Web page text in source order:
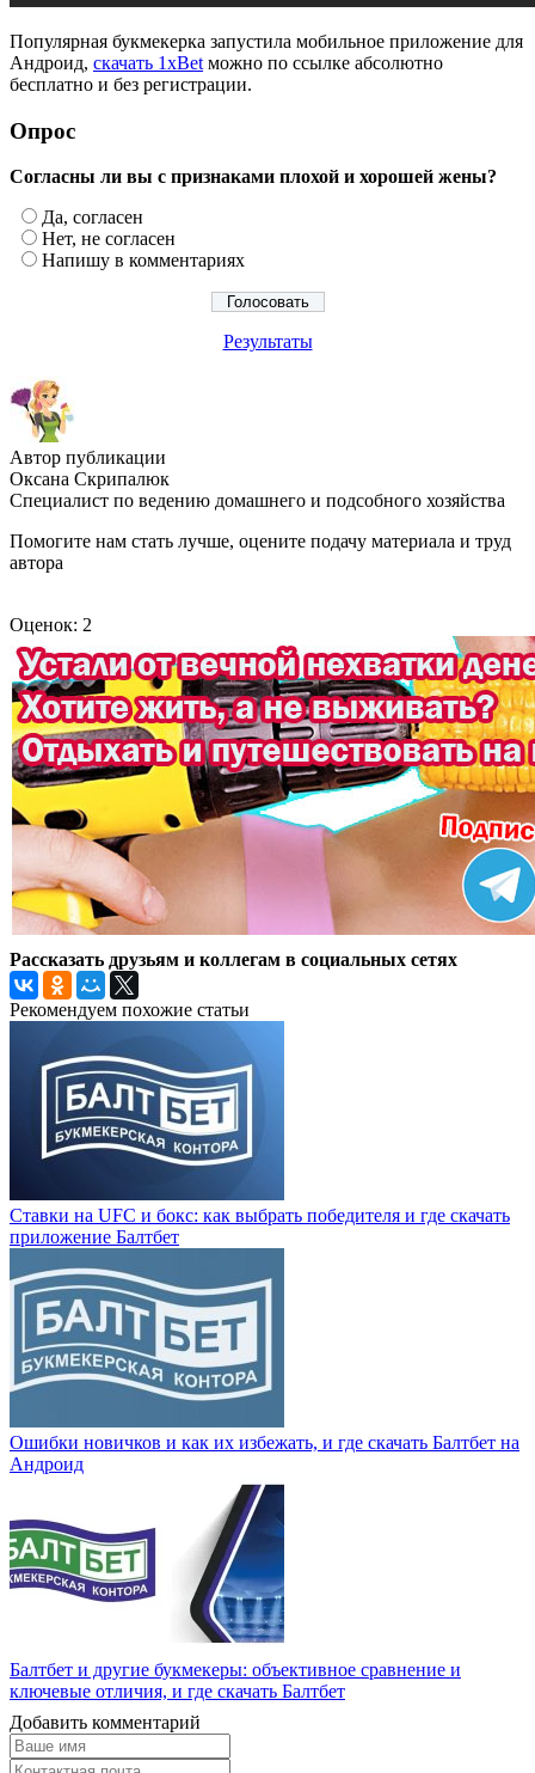
Популярная букмекерка запустила мобильное приложение для
Андроид, скачать 1xBet можно по ссылке абсолютно
бесплатно и без регистрации.
Опрос
Согласны ли вы с признаками плохой и хорошей жены?
Да, согласен
Нет, не согласен
Напишу в комментариях
Результаты
Автор публикации
Оксана Скрипалюк
Специалист по ведению домашнего и подсобного хозяйства
Помогите нам стать лучше, оцените подачу материала и труд
автора
Оценок: 2
Рассказать друзьям и коллегам в социальных сетях
Рекомендуем похожие статьи
Ставки на UFC и бокс: как выбрать победителя и где скачать
приложение Балтбет
Ошибки новичков и как их избежать, и где скачать Балтбет на
Андроид
Балтбет и другие букмекеры: объективное сравнение и
ключевые отличия, и где скачать Балтбет
Добавить комментарий